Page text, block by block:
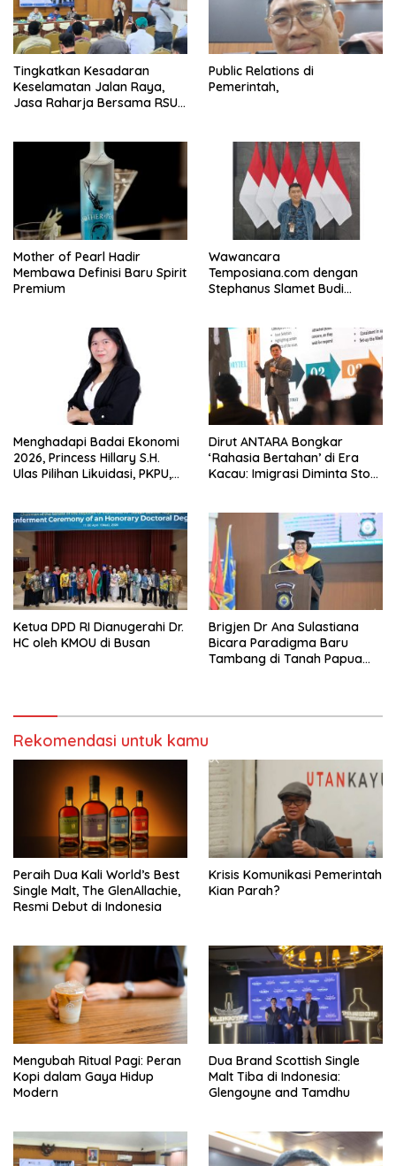
Tingkatkan Kesadaran
Keselamatan Jalan Raya,
Jasa Raharja Bersama RSU
Komprehensif di Jagakarsa
Public Relations di
Pemerintah,
Mother of Pearl Hadir
Membawa Definisi Baru Spirit
Premium
Wawancara
Temposiana.com dengan
Stephanus Slamet Budi
Menghadapi Badai Ekonomi
2026, Princess Hillary S.H.
Ulas Pilihan Likuidasi, PKPU,
Dirut ANTARA Bongkar
‘Rahasia Bertahan’ di Era
Kacau: Imigrasi Diminta Stop
Ketua DPD RI Dianugerahi Dr.
HC oleh KMOU di Busan
Brigjen Dr Ana Sulastiana
Bicara Paradigma Baru
Tambang di Tanah Papua
Rekomendasi untuk kamu
Peraih Dua Kali World’s Best
Single Malt, The GlenAllachie,
Resmi Debut di Indonesia
Krisis Komunikasi Pemerintah
Kian Parah?
Mengubah Ritual Pagi: Peran
Kopi dalam Gaya Hidup
Modern
Dua Brand Scottish Single
Malt Tiba di Indonesia:
Glengoyne and Tamdhu